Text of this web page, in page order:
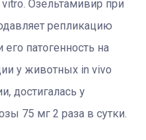
vitro. Озельтамивир при
репликацию
патогенность на
у животных in vivo
достигалась у
75 мг 2 раза в сутки.